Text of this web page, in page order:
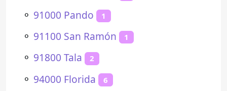
⚬ 91000 Pando 1
⚬ 91100 San Ramón 1
⚬ 91800 Tala 2
⚬ 94000 Florida 6